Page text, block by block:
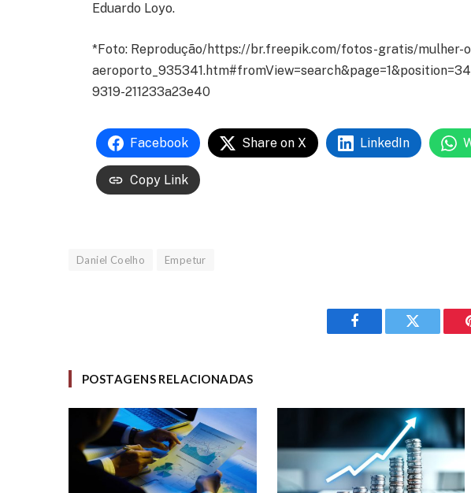
Eduardo Loyo.
*Foto: Reprodução/https://br.freepik.com/fotos-gratis/mulher-
9319-211233a23e40
Facebook Share on X LinkedIn
Copy Link
Daniel Coelho Empetur
Facebook Twitter
POSTAGENS RELACIONADAS